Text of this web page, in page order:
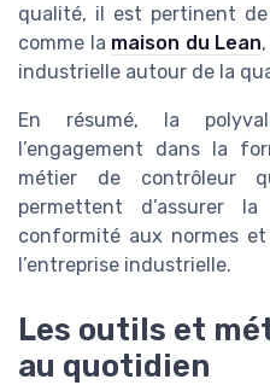
qualité, il est pertinent
comme la maison du Lean
industrielle autour de la
En résumé, la
l’engagement dans la
métier de contrôleur
permettent d’assurer
conformité aux normes
l’entreprise industrielle.
Les outils et
au quotidien